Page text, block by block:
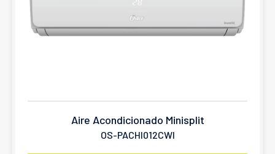
Aire Acondicionado Minisplit
OS-PACHI012CWI